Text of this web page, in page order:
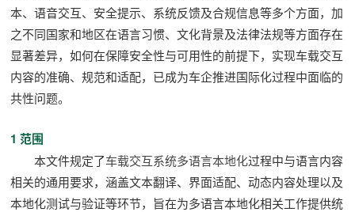
本、语音交互、安全提示、系统反馈及合规信息等多个方面，加
之不同国家和地区在语言习惯、文化背景及法律法规等方面存在
显著差异，如何在保障安全性与可用性的前提下，实现车载交互
内容的准确、规范和适配，已成为车企推进国际化过程中面临的
共性问题。
1 范围
本文件规定了车载交互系统多语言本地化过程中与语言内容
相关的通用要求，涵盖文本翻译、界面适配、动态内容处理以及
本地化测试与验证等环节，旨在为多语言本地化相关工作提供统